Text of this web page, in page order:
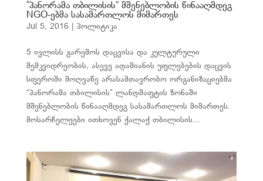
“პანორამა თბილისის” მშენებლობის წინააღმდეგ
NGO-ებმა სასამართლოს მიმართეს
Jul 5, 2016 პოლიტიკა
5 ივლისს გარემოს დაცვისა და კულტურული
მემკვიდრეობის, ასევე ადამიანის უფლებების დაცვის
სფეროში მოღვაწე არასამთავრობო ორგანიზაციებმა
“პანორამა თბილისის” ლანდშაფტის ზონაში
მშენებლობის წინააღმდეგ სასამართლოს მიმართეს.
მოსარჩელეები ითხოვენ ქალაქ თბილისის...